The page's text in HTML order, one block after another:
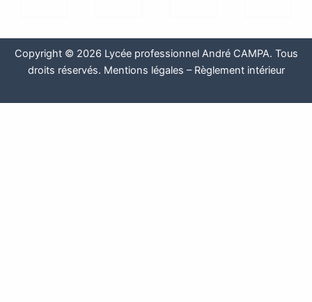
Copyright © 2026 Lycée professionnel André CAMPA. Tous
droits réservés. Mentions légales – Règlement intérieur